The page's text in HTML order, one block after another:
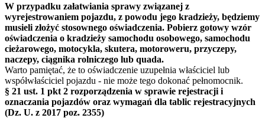
W przypadku załatwiania sprawy związanej z
wyrejestrowaniem pojazdu, z powodu jego kradzieży, będziemy
musieli złożyć stosownego oświadczenia. Pobierz gotowy wzór
oświadczenia o kradzieży samochodu osobowego, samochodu
cieżarowego, motocykla, skutera, motoroweru, przyczepy,
naczepy, ciągnika rolniczego lub quada.
Warto pamiętać, że to oświadczenie uzupełnia właściciel lub
współwłaściciel pojazdu - nie może tego dokonać pełnomocnik.
§ 21 ust. 1 pkt 2 rozporządzenia w sprawie rejestracji i
oznaczania pojazdów oraz wymagań dla tablic rejestracyjnych
(Dz. U. z 2017 poz. 2355)